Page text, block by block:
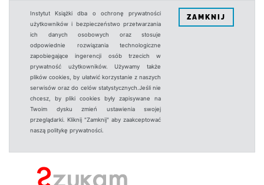
Instytut Książki dba o ochronę prywatności
użytkowników i bezpieczeństwo przetwarzania
ich danych osobowych oraz stosuje
odpowiednie rozwiązania technologiczne
zapobiegające ingerencji osób trzecich w
prywatność użytkowników. Używamy także
plików cookies, by ułatwić korzystanie z naszych
serwisów oraz do celów statystycznych.Jeśli nie
chcesz, by pliki cookies były zapisywane na
Twoim dysku zmień ustawienia swojej
przeglądarki. Kliknij "Zamknij" aby zaakceptować
naszą politykę prywatności.
ZAMKNIJ